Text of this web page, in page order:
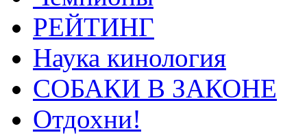
РЕЙТИНГ
Наука кинология
СОБАКИ В ЗАКОНЕ
Отдохни!